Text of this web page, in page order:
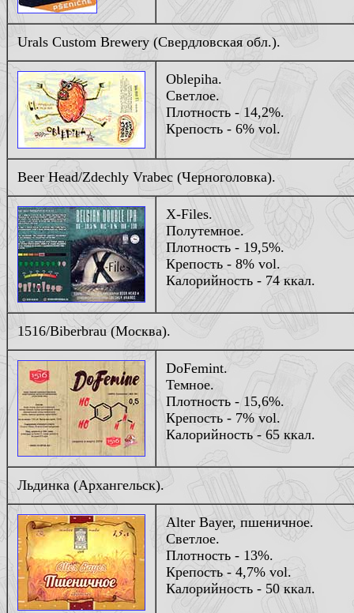
Urals Custom Brewery (Свердловская обл.).
Oblepiha.
Светлое.
Плотность - 14,2%.
Крепость - 6% vol.
Beer Head/Zdechly Vrabec (Черноголовка).
X-Files.
Полутемное.
Плотность - 19,5%.
Крепость - 8% vol.
Калорийность - 74 ккал.
1516/Biberbrau (Москва).
DoFemint.
Темное.
Плотность - 15,6%.
Крепость - 7% vol.
Калорийность - 65 ккал.
Льдинка (Архангельск).
Alter Bayer, пшеничное.
Светлое.
Плотность - 13%.
Крепость - 4,7% vol.
Калорийность - 50 ккал.